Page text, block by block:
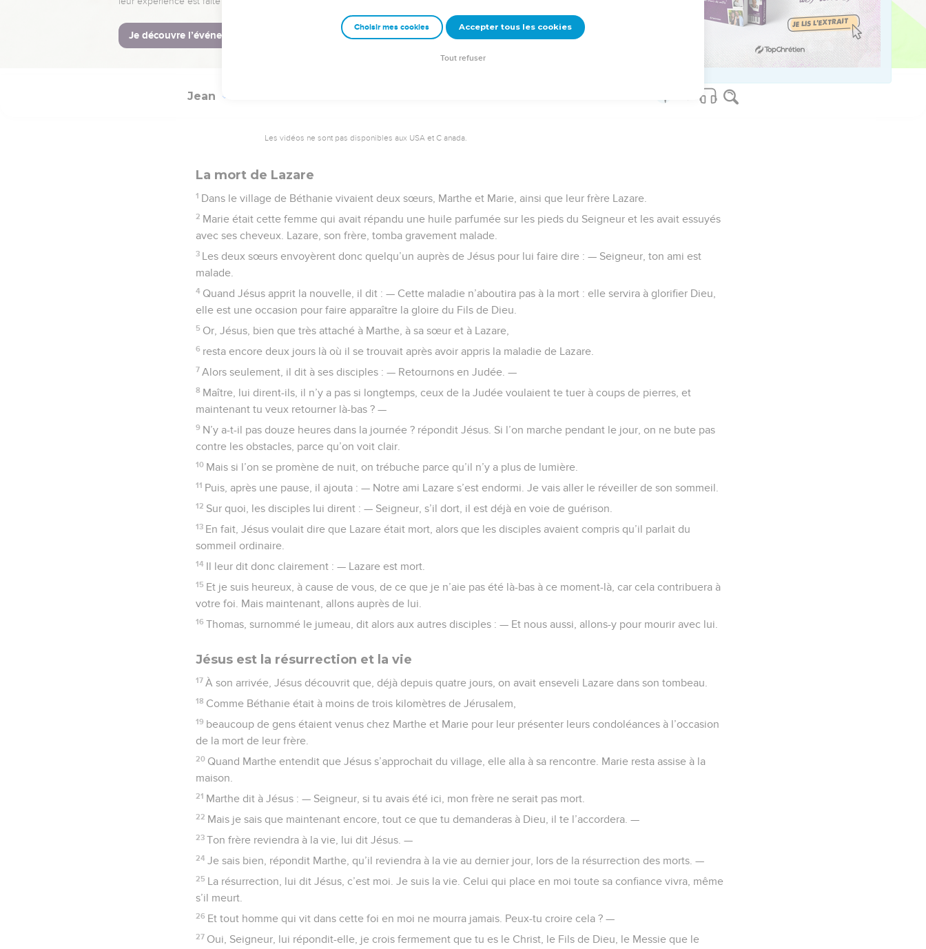
42 Nombreux furent ceux qui crurent en lui là-bas.
© 2013 - 2010 BLF Editions
Jean
Les vidéos ne sont pas disponibles aux USA et C anada.
La mort de Lazare
1 Dans le village de Béthanie vivaient deux sœurs, Marthe et Marie, ainsi que leur frère Lazare.
2 Marie était cette femme qui avait répandu une huile parfumée sur les pieds du Seigneur et les avait essuyés
avec ses cheveux. Lazare, son frère, tomba gravement malade.
3 Les deux sœurs envoyèrent donc quelqu’un auprès de Jésus pour lui faire dire : — Seigneur, ton ami est
malade.
4 Quand Jésus apprit la nouvelle, il dit : — Cette maladie n’aboutira pas à la mort : elle servira à glorifier Dieu,
elle est une occasion pour faire apparaître la gloire du Fils de Dieu.
5 Or, Jésus, bien que très attaché à Marthe, à sa sœur et à Lazare,
6 resta encore deux jours là où il se trouvait après avoir appris la maladie de Lazare.
7 Alors seulement, il dit à ses disciples : — Retournons en Judée. —
8 Maître, lui dirent-ils, il n’y a pas si longtemps, ceux de la Judée voulaient te tuer à coups de pierres, et
maintenant tu veux retourner là-bas ? —
9 N’y a-t-il pas douze heures dans la journée ? répondit Jésus. Si l’on marche pendant le jour, on ne bute pas
contre les obstacles, parce qu’on voit clair.
10 Mais si l’on se promène de nuit, on trébuche parce qu’il n’y a plus de lumière.
11 Puis, après une pause, il ajouta : — Notre ami Lazare s’est endormi. Je vais aller le réveiller de son sommeil.
12 Sur quoi, les disciples lui dirent : — Seigneur, s’il dort, il est déjà en voie de guérison.
13 En fait, Jésus voulait dire que Lazare était mort, alors que les disciples avaient compris qu’il parlait du
sommeil ordinaire.
14 Il leur dit donc clairement : — Lazare est mort.
15 Et je suis heureux, à cause de vous, de ce que je n’aie pas été là-bas à ce moment-là, car cela contribuera à
votre foi. Mais maintenant, allons auprès de lui.
16 Thomas, surnommé le jumeau, dit alors aux autres disciples : — Et nous aussi, allons-y pour mourir avec lui.
Jésus est la résurrection et la vie
17 À son arrivée, Jésus découvrit que, déjà depuis quatre jours, on avait enseveli Lazare dans son tombeau.
18 Comme Béthanie était à moins de trois kilomètres de Jérusalem,
19 beaucoup de gens étaient venus chez Marthe et Marie pour leur présenter leurs condoléances à l’occasion
de la mort de leur frère.
20 Quand Marthe entendit que Jésus s’approchait du village, elle alla à sa rencontre. Marie resta assise à la
maison.
21 Marthe dit à Jésus : — Seigneur, si tu avais été ici, mon frère ne serait pas mort.
22 Mais je sais que maintenant encore, tout ce que tu demanderas à Dieu, il te l’accordera. —
23 Ton frère reviendra à la vie, lui dit Jésus. —
24 Je sais bien, répondit Marthe, qu’il reviendra à la vie au dernier jour, lors de la résurrection des morts. —
25 La résurrection, lui dit Jésus, c’est moi. Je suis la vie. Celui qui place en moi toute sa confiance vivra, même
s’il meurt.
26 Et tout homme qui vit dans cette foi en moi ne mourra jamais. Peux-tu croire cela ? —
27 Oui, Seigneur, lui répondit-elle, je crois fermement que tu es le Christ, le Fils de Dieu, le Messie que le
Choisir mes cookies Accepter tous les cookies
Tout refuser